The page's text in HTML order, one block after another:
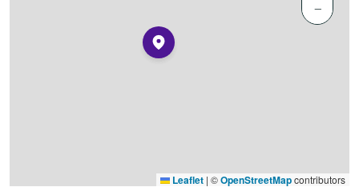
−
Leaflet | ©OpenStreetMapcontributors